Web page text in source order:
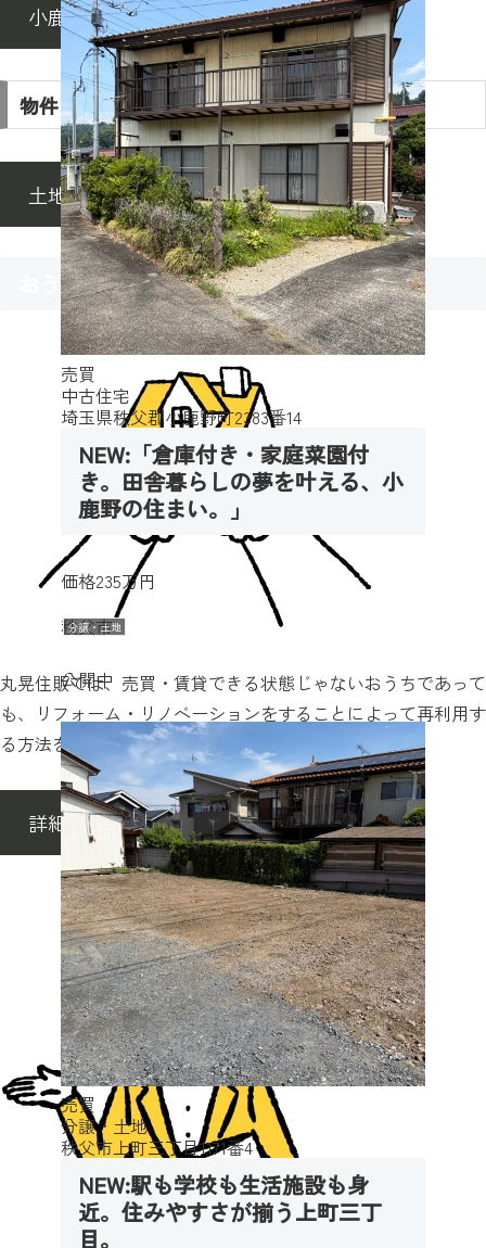
売買
中古住宅
埼玉県秩父郡小鹿野町2383番14
NEW:「倉庫付き・家庭菜園付
き。田舎暮らしの夢を叶える、小
鹿野の住まい。」
価格235万円
秩父市
公開中
分譲・土地
売買
分譲・土地
秩父市上町三丁目1171番4
NEW:駅も学校も生活施設も身
近。住みやすさが揃う上町三丁
目。
小鹿野町
物件タイプで選ぶ
土地 建物 土地と建物
おうちの再利用
丸晃住販では、売買・賃貸できる状態じゃないおうちであって
も、リフォーム・リノベーションをすることによって再利用す
る方法をご提案させていただいております。
詳細を見る